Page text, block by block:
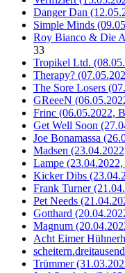
Danger Dan
Simple Minds
Roy Bianco & Die
33
Tropikel Ltd.
Therapy?
The Sore Losers
GReeeN
Frinc (06.05.2022,
Get Well Soon
Joe Bonamassa
Madsen
Lampe
Kicker Dibs
Frank Turner
Pet Needs
Gotthard
Magnum
Acht Eimer
Trümmer